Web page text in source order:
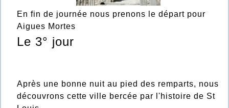
En fin de journée nous prenons le départ pour
Aigues Mortes
Le 3° jour
Après une bonne nuit au pied des remparts, nous
découvrons cette ville bercée par l'histoire de St